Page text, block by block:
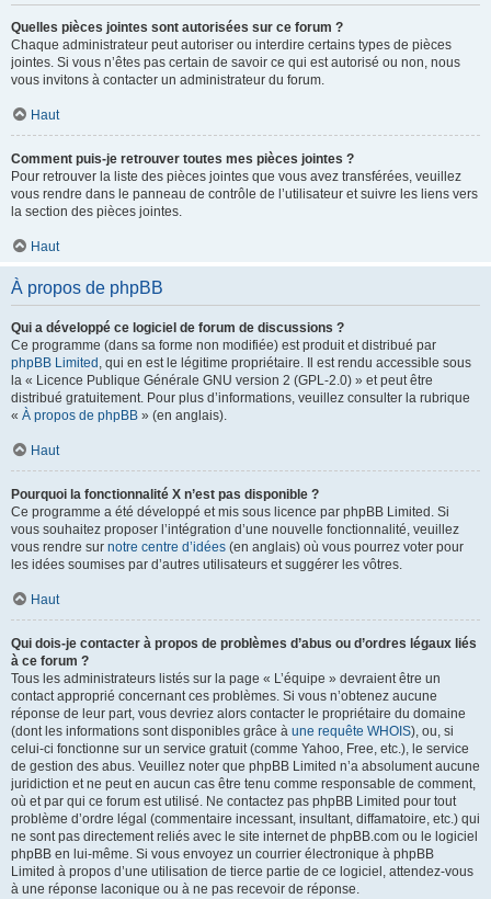
Quelles pièces jointes sont autorisées sur ce forum ?
Chaque administrateur peut autoriser ou interdire certains types de pièces
jointes. Si vous n’êtes pas certain de savoir ce qui est autorisé ou non, nous
vous invitons à contacter un administrateur du forum.
Haut
Comment puis-je retrouver toutes mes pièces jointes ?
Pour retrouver la liste des pièces jointes que vous avez transférées, veuillez
vous rendre dans le panneau de contrôle de l’utilisateur et suivre les liens vers
la section des pièces jointes.
Haut
À propos de phpBB
Qui a développé ce logiciel de forum de discussions ?
Ce programme (dans sa forme non modifiée) est produit et distribué par
phpBB Limited , qui en est le légitime propriétaire. Il est rendu accessible sous
la « Licence Publique Générale GNU version 2 (GPL-2.0) » et peut être
distribué gratuitement. Pour plus d’informations, veuillez consulter la rubrique
« À propos de phpBB » (en anglais).
Haut
Pourquoi la fonctionnalité X n’est pas disponible ?
Ce programme a été développé et mis sous licence par phpBB Limited. Si
vous souhaitez proposer l’intégration d’une nouvelle fonctionnalité, veuillez
vous rendre sur notre centre d’idées (en anglais) où vous pourrez voter pour
les idées soumises par d’autres utilisateurs et suggérer les vôtres.
Haut
Qui dois-je contacter à propos de problèmes d’abus ou d’ordres légaux liés
à ce forum ?
Tous les administrateurs listés sur la page « L’équipe » devraient être un
contact approprié concernant ces problèmes. Si vous n’obtenez aucune
réponse de leur part, vous devriez alors contacter le propriétaire du domaine
(dont les informations sont disponibles grâce à une requête WHOIS), ou, si
celui-ci fonctionne sur un service gratuit (comme Yahoo, Free, etc.), le service
de gestion des abus. Veuillez noter que phpBB Limited n’a absolument aucune
juridiction et ne peut en aucun cas être tenu comme responsable de comment,
où et par qui ce forum est utilisé. Ne contactez pas phpBB Limited pour tout
problème d’ordre légal (commentaire incessant, insultant, diffamatoire, etc.) qui
ne sont pas directement reliés avec le site internet de phpBB.com ou le logiciel
phpBB en lui-même. Si vous envoyez un courrier électronique à phpBB
Limited à propos d’une utilisation de tierce partie de ce logiciel, attendez-vous
à une réponse laconique ou à ne pas recevoir de réponse.